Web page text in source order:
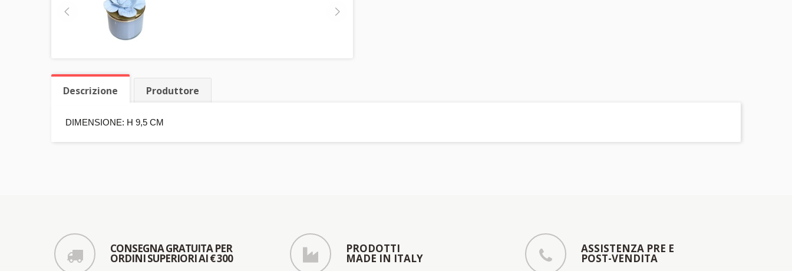
Descrizione Produttore
DIMENSIONE: H 9,5 CM
CONSEGNA GRATUITA PER
ORDINI SUPERIORI AI € 300
PRODOTTI
MADE IN ITALY
ASSISTENZA PRE E
POST-VENDITA